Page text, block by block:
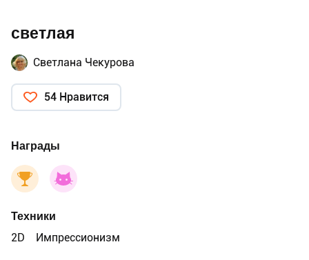
светлая
Светлана Чекурова
54 Нравится
Награды
Техники
2D
Импрессионизм